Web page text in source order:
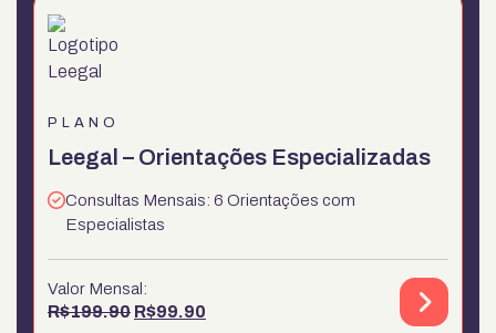
PLANO
Leegal – Orientações Especializadas
Consultas Mensais: 6 Orientações com
Especialistas
Valor Mensal:
R$199.90 O preço original era: R$199.90.
R$99.90 O preço atual é: R$99.90.